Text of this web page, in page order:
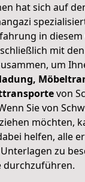
hat sich auf
in
mit den
um
von
Sie von
möchten,
helfen, alle
zu
durchzuführen.